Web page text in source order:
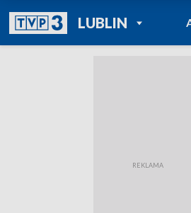
LUBLINPOWRÓT DO
TVP REGIONY